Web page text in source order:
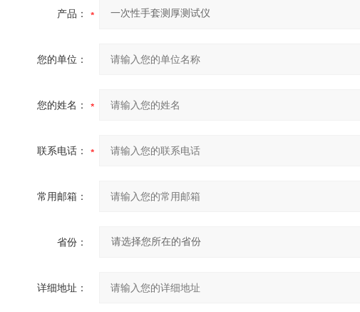
产品：
您的单位：
您的姓名：
联系电话：
常用邮箱：
省份：
详细地址：